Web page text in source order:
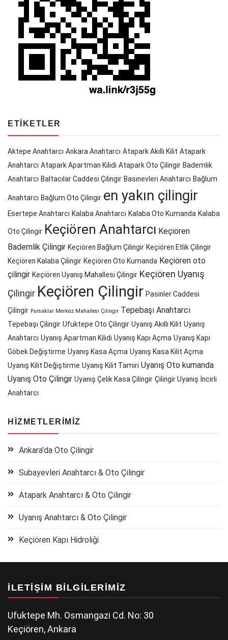
ETIKETLER
Aktepe Anahtarcı Ankara Anahtarcı Atapark Akıllı Kilit Atapark
Anahtarcı Atapark Apartman Kilidi Atapark Oto Çilingir Bademlik
Anahtarcı Baltacılar Caddesi Çilingir Basınevleri Anahtarcı Bağlum
Anahtarcı Bağlum Oto Çilingir en yakın çilingir
Esertepe Anahtarcı Kalaba Anahtarcı Kalaba Oto Kumanda Kalaba
Oto Çilingir Keçiören Anahtarcı Keçiören
Bademlik Çilingir Keçiören Bağlum Çilingir Keçiören Etlik Çilingir
Keçiören Kalaba Çilingir Keçiören Oto Kumanda Keçiören oto
çilingir Keçiören Uyanış Mahallesi Çilingir Keçiören Uyanış
Çilingir Keçiören Çilingir Pasinler Caddesi
Çilingir Pursaklar Merkez Mahallesi Çilingir Tepebaşı Anahtarcı
Tepebaşı Çilingir Ufuktepe Oto Çilingir Uyanış Akıllı Kilit Uyanış
Anahtarcı Uyanış Apartman Kilidi Uyanış Kapı Açma Uyanış Kapı
Göbek Değiştirme Uyanış Kasa Açma Uyanış Kasa Kilit Açma
Uyanış Kilit Değiştirme Uyanış Kilit Tamiri Uyanış Oto kumanda
Uyanış Oto Çilingir Uyanış Çelik Kasa Çilingir Çilingir Uyanış İncirli
Anahtarcı
HIZMETLERIMIZ
Ankara’da Oto Çilingir
Subayevleri Anahtarcı & Oto Çilingir
Atapark Anahtarcı & Oto Çilingir
Uyanış Anahtarcı & Oto Çilingir
Keçiören Kapı Hidroliği
İLETIŞIM BILGILERIMIZ
Ufuktepe Mh. Osmangazi Cd. No: 30
Keçiören, Ankara